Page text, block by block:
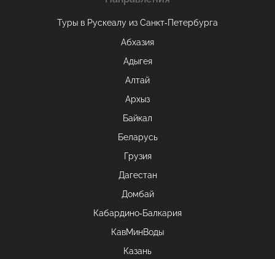
Туры в Рускеалу из Санкт‑Петербурга
Абхазия
Адыгея
Алтай
Архыз
Байкал
Беларусь
Грузия
Дагестан
Домбай
Кабардино-Балкария
КавМинВоды
Казань